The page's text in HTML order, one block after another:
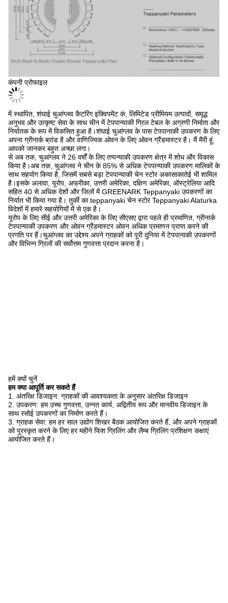
कंपनी प्रोफाइल
में स्थापित, शंघाई चुआंग्लव कैटरिंग इक्विपमेंट कं, लिमिटेड प्रीमियम उत्पादों, समृद्ध
अनुभव और उत्कृष्ट सेवा के साथ चीन में टेपपान्याकी ग्रिल टेबल के अग्रणी निर्माता और
निर्यातक के रूप में विकसित हुआ है।शंघाई चुआंग्लव के पास टेपपानाकी उपकरण के लिए
अपना ग्रीनार्क ब्रांड है और वाणिज्यिक ओवन के लिए ओवन ग्रैंडमास्टर है। मैं मैरी हूं,
आपको जानकर बहुत अच्छा लगा।
से अब तक, चुआंग्लव ने 26 वर्षों के लिए तप्पन्याकी उपकरण क्षेत्र में शोध और विकास
किया है।अब तक, चुआंग्लव ने चीन के 85% से अधिक टेपपान्याकी उपकरण मालिकों के
साथ सहयोग किया है, जिसमें सबसे बड़ा टेपपान्याकी चेन स्टोर अकासाकातेई भी शामिल
है।इसके अलावा, यूरोप, अफ्रीका, उत्तरी अमेरिका, दक्षिण अमेरिका, ऑस्ट्रेलिया आदि
सहित 40 से अधिक देशों और जिलों में GREENARK Teppanyaki उपकरणों का
निर्यात भी किया गया है। तुर्की का teppanyaki चेन स्टोर Teppanyaki Alaturka
विदेशों में हमारे सहयोगियों में से एक है।
यूरोप के लिए सीई और उत्तरी अमेरिका के लिए सीएसए द्वारा पहले ही प्रमाणित, ग्रीनार्क
टेपपान्याकी उपकरण और ओवन ग्रैंडमास्टर ओवन अधिक प्रमाणन प्राप्त करने की
प्रगति पर हैं।चुआंग्लव का उद्देश्य अपने ग्राहकों को पूरी दुनिया में टेपपानाकी उपकरणों
और विभिन्न ग्रिलों की सर्वोत्तम गुणवत्ता प्रदान करना है।
हमें क्यों चुनें
हम क्या आपूर्ति कर सकते हैं
1. अंतरिक्ष डिजाइन: ग्राहकों की आवश्यकता के अनुसार अंतरिक्ष डिजाइन
2. उपकरण: हम उच्च गुणवत्ता, उन्नत कार्य, अद्वितीय रूप और मानवीय डिजाइन के
साथ रसोई उपकरणों का निर्माण करते हैं।
3. ग्राहक सेवा: हम हर साल उद्योग शिखर बैठक आयोजित करते हैं, और अपने ग्राहकों
को पुरस्कृत करने के लिए हर महीने फिश ग्रिलिंग और लैम्ब ग्रिलिंग प्रशिक्षण कक्षाएं
आयोजित करते हैं।